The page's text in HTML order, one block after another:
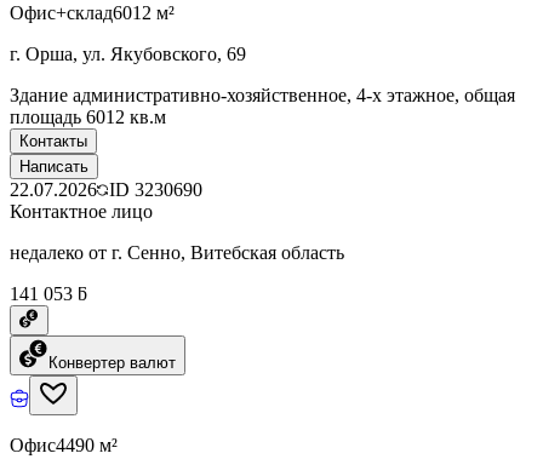
Офис+склад6012 м²
г. Орша, ул. Якубовского, 69
Здание административно-хозяйственное, 4-х этажное, общая
площадь 6012 кв.м
Контакты
Написать
22.07.2026 ID 3230690
Контактное лицо
недалеко от г. Сенно, Витебская область
141 053 ƃ
Конвертер валют
Офис4490 м²